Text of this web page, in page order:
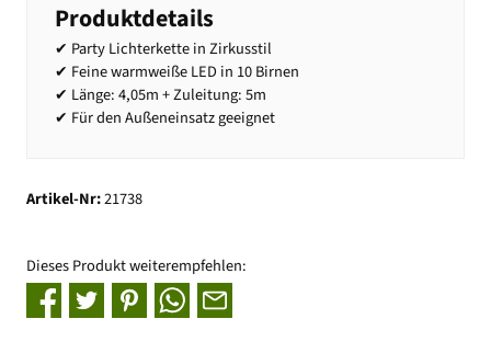
Produktdetails
✔ Party Lichterkette in Zirkusstil
✔ Feine warmweiße LED in 10 Birnen
✔ Länge: 4,05m + Zuleitung: 5m
✔ Für den Außeneinsatz geeignet
Artikel-Nr:21738
Dieses Produkt weiterempfehlen: